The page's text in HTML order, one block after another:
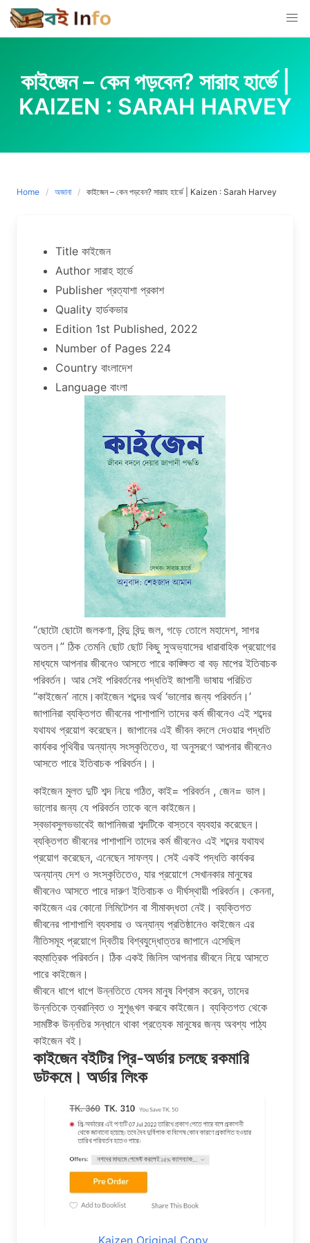
Skip
to
content
কাইজেন – কেন পড়বেন? সারাহ হার্ভে |
KAIZEN : SARAH HARVEY
Home অজানা কাইজেন – কেন পড়বেন? সারাহ হার্ভে | Kaizen : Sarah Harvey
Title কাইজেন
Author সারাহ হার্ভে
Publisher প্রত্যাশা প্রকাশ
Quality হার্ডকভার
Edition 1st Published, 2022
Number of Pages 224
Country বাংলাদেশ
Language বাংলা
“ছোটো ছোটো জলকণা, বিন্দু বিন্দু জল, গড়ে তোলে মহাদেশ, সাগর
অতল।” ঠিক তেমনি ছোট ছোট কিছু সুঅভ্যাসের ধারাবাহিক প্রয়োগের
মাধ্যমে আপনার জীবনেও আসতে পারে কাঙ্ক্ষিত বা বড় মাপের ইতিবাচক
পরিবর্তন। আর সেই পরিবর্তনের পদ্ধতিই জাপানী ভাষায় পরিচিত
“কাইজেন’ নামে।কাইজেন শব্দের অর্থ ‘ভালাের জন্য পরিবর্তন।’
জাপানিরা ব্যক্তিগত জীবনের পাশাপাশি তাদের কর্ম জীবনেও এই শব্দের
যথাযথ প্রয়ােগ করেছেন। জাপানের এই জীবন বদলে দেওয়ার পদ্ধতি
কার্যকর পৃথিবীর অন্যান্য সংস্কৃতিতেও, যা অনুসরণে আপনার জীবনেও
আসতে পারে ইতিবাচক পরিবর্তন।।
কাইজেন মুলত দুটি শব্দ নিয়ে গঠিত, কাই= পরিবর্তন , জেন= ভাল।
ভালোর জন্য যে পরিবর্তন তাকে বলে কাইজেন।
স্বভাবসুলভভাবেই জাপানিজরা শব্দটিকে বাস্তবে ব্যবহার করেছেন।
ব্যক্তিগত জীবনের পাশাপাশি তাদের কর্ম জীবনেও এই শব্দের যথাযথ
প্রয়োগ করেছেন, এনেছেন সাফল্য। সেই একই পদ্ধতি কার্যকর
অন্যান্য দেশ ও সংস্কৃতিতেও, যার প্রয়োগে সেখানকার মানুষের
জীবনেও আসতে পারে দারুণ ইতিবাচক ও দীর্ঘস্থায়ী পরিবর্তন। কেননা,
কাইজেন এর কোনো লিমিটেশন বা সীমাবদ্ধতা নেই। ব্যক্তিগত
জীবনের পাশাপাশি ব্যবসায় ও অন্যান্য প্রতিষ্ঠানেও কাইজেন এর
নীতিসমূহ প্রয়োগে দ্বিতীয় বিশ্বযুদ্ধোত্তর জাপানে এসেছিল
বহুমাত্রিক পরিবর্তন। ঠিক একই জিনিস আপনার জীবনে নিয়ে আসতে
পারে কাইজেন।
জীবনে ধাপে ধাপে উন্নতিতে যেসব মানুষ বিশ্বাস করেন, তাদের
উন্নতিকে ত্বরান্বিত ও সুশৃঙ্খল করবে কাইজেন। ব্যক্তিগত থেকে
সামষ্টিক উন্নতির সন্ধানে থাকা প্রত্যেক মানুষের জন্য অবশ্য পাঠ্য
কাইজেন বই।
কাইজেন বইটির প্রি-অর্ডার চলছে রকমারি
ডটকমে। অর্ডার লিংক
Kaizen Original Copy